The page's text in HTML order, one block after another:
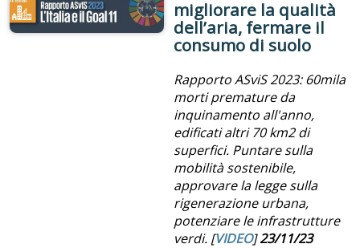
migliorare la qualità
dell’aria, fermare il
consumo di suolo
Rapporto ASviS 2023: 60mila
morti premature da
inquinamento all'anno,
edificati altri 70 km2 di
superfici. Puntare sulla
mobilità sostenibile,
approvare la legge sulla
rigenerazione urbana,
potenziare le infrastrutture
verdi. [VIDEO]23/11/23